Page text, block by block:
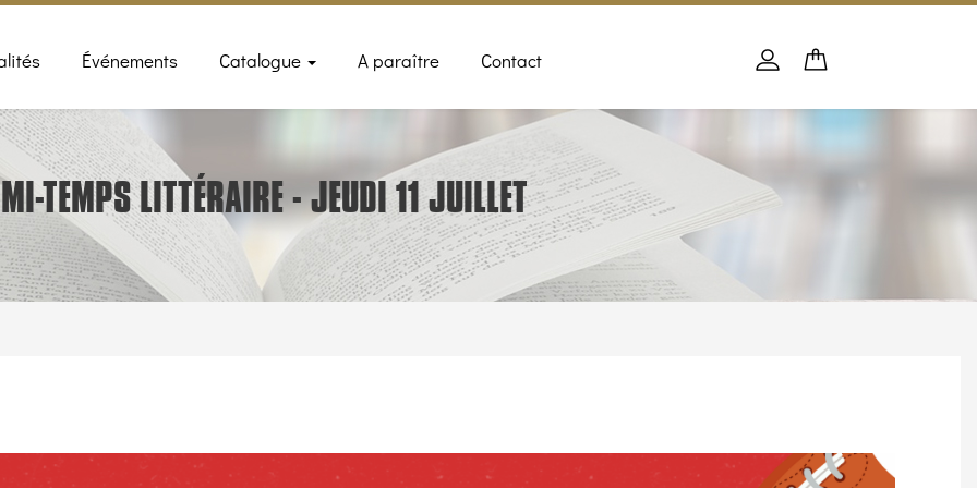
Événements Catalogue A paraître Contact
Panier
Se connecter
PANIER
TEMPS LITTÉRAIRE - JEUDI 11 JUILLET